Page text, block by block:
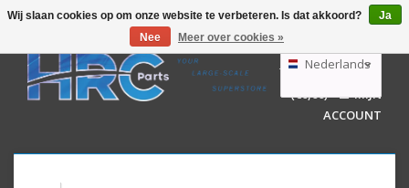
GBP
AUD
Nederlands
Deutsch
English
WINKELWAGEN
(€0,00)
MIJN
ACCOUNT
Wij slaan cookies op om onze website te verbeteren. Is dat akkoord?
Ja
Nee
Meer over cookies »